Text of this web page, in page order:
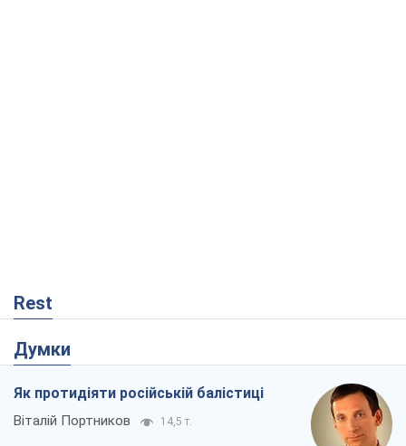
Rest
Думки
Як протидіяти російській балістиці
Віталій Портников 14,5 т.